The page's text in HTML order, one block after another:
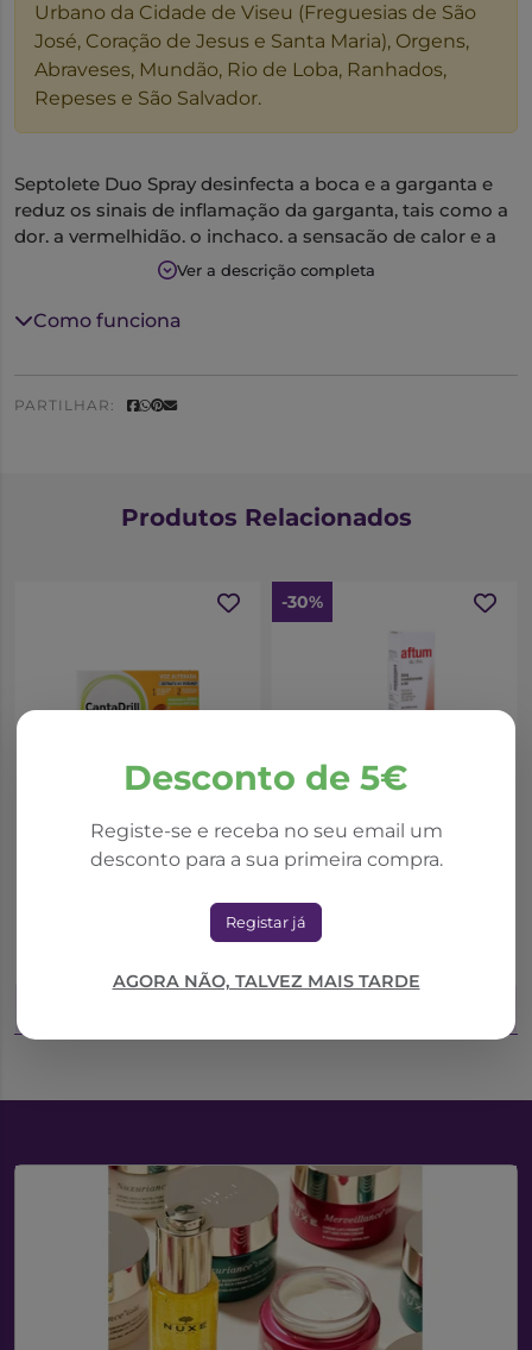
Urbano da Cidade de Viseu (Freguesias de São
José, Coração de Jesus e Santa Maria), Orgens,
Abraveses, Mundão, Rio de Loba, Ranhados,
Repeses e São Salvador.
Septolete Duo Spray desinfecta a boca e a garganta e
reduz os sinais de inflamação da garganta, tais como a
dor, a vermelhidão, o inchaço, a sensação de calor e a
dificuldade funcional.
Septolete Duo Spray é utilizado no tratamento anti-
inflamatório, analgésico e antisséptico: de irritações na
Ver a descrição completa
Como funciona
PARTILHAR:
Desconto de 5€
Registe-se e receba no seu email um
desconto para a sua primeira compra.
Registar já
AGORA NÃO, TALVEZ MAIS TARDE
Produtos Relacionados
Pastilha Rouquidao X
-30%